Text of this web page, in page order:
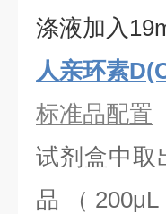
涤液加入
人亲环素
标准品配置
试剂盒中取
品（